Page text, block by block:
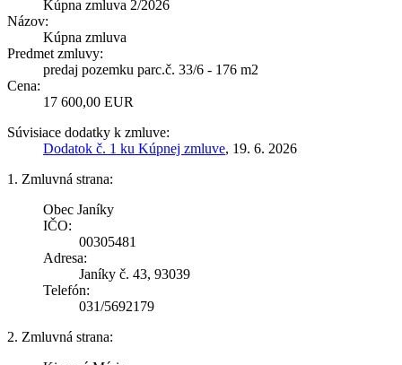
Kúpna zmluva 2/2026
Názov:
Kúpna zmluva
Predmet zmluvy:
predaj pozemku parc.č. 33/6 - 176 m2
Cena:
17 600,00 EUR
Súvisiace dodatky k zmluve:
Dodatok č. 1 ku Kúpnej zmluve, 19. 6. 2026
1. Zmluvná strana:
Obec Janíky
IČO:
00305481
Adresa:
Janíky č. 43, 93039
Telefón:
031/5692179
2. Zmluvná strana: